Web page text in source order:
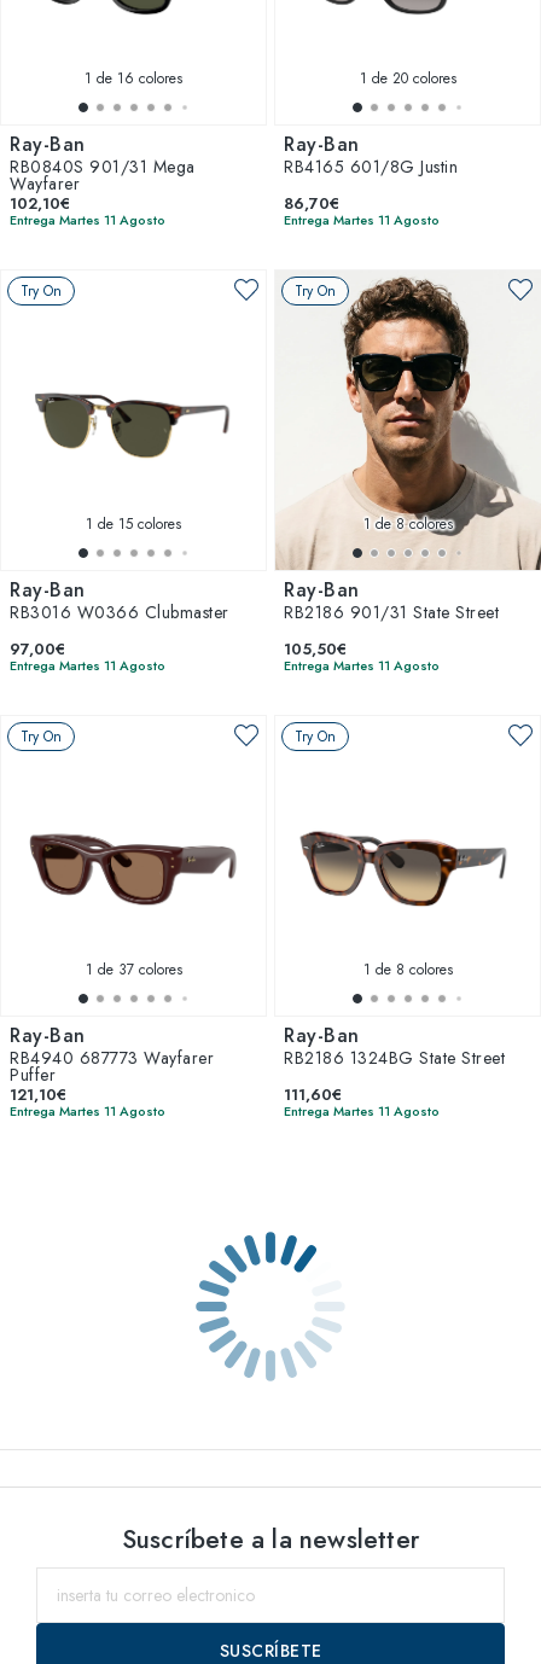
1 de 16 colores
Ray-Ban
RB0840S 901/31 Mega
Wayfarer
102,10€
Entrega Martes 11 Agosto
1 de 20 colores
Ray-Ban
RB4165 601/8G Justin
86,70€
Entrega Martes 11 Agosto
Try On
1 de 15 colores
Ray-Ban
RB3016 W0366 Clubmaster
97,00€
Entrega Martes 11 Agosto
Try On
1de 8 colores
Ray-Ban
RB2186 901/31 State Street
105,50€
Entrega Martes 11 Agosto
Try On
1 de 37 colores
Ray-Ban
RB4940 687773 Wayfarer
Puffer
121,10€
Entrega Martes 11 Agosto
Try On
1 de 8 colores
Ray-Ban
RB2186 1324BG State Street
111,60€
Entrega Martes 11 Agosto
Suscríbete a la newsletter
SUSCRÍBETE